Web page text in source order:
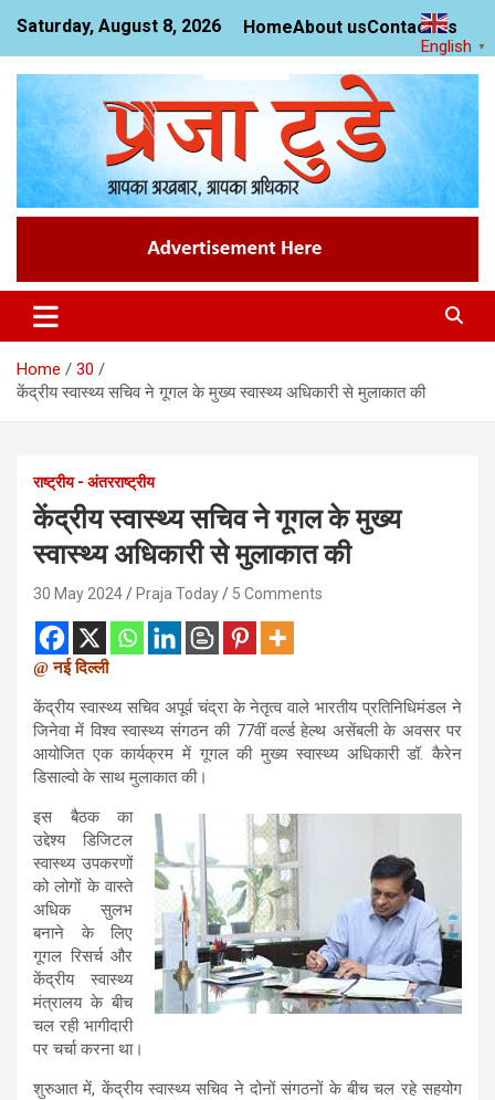
content
Saturday, August 8, 2026 HomeAbout usContact us
Praja Today
News Website
Home
30
केंद्रीय स्वास्थ्य सचिव ने गूगल के मुख्य स्वास्थ्य अधिकारी से मुलाकात की
राष्ट्रीय - अंतरराष्ट्रीय
केंद्रीय स्वास्थ्य सचिव ने गूगल के मुख्य
स्वास्थ्य अधिकारी से मुलाकात की
30 May 2024 Praja Today 5 Comments
@ नई दिल्ली
केंद्रीय स्वास्थ्य सचिव अपूर्व चंद्रा के नेतृत्व वाले भारतीय प्रतिनिधिमंडल ने
जिनेवा में विश्व स्वास्थ्य संगठन की 77वीं वर्ल्ड हेल्थ असेंबली के अवसर पर
आयोजित एक कार्यक्रम में गूगल की मुख्य स्वास्थ्य अधिकारी डॉ. कैरेन
डिसाल्वो के साथ मुलाकात की।
इस बैठक का
उद्देश्य डिजिटल
स्वास्थ्य उपकरणों
को लोगों के वास्ते
अधिक सुलभ
बनाने के लिए
गूगल रिसर्च और
केंद्रीय स्वास्थ्य
मंत्रालय के बीच
चल रही भागीदारी
पर चर्चा करना था।
शुरुआत में, केंद्रीय स्वास्थ्य सचिव ने दोनों संगठनों के बीच चल रहे सहयोग
English ▼